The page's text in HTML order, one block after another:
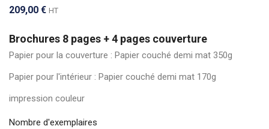
209,00 € HT
Brochures 8 pages + 4 pages couverture
Papier pour la couverture : Papier couché demi mat 350g
Papier pour l'intérieur : Papier couché demi mat 170g
impression couleur
Nombre d'exemplaires